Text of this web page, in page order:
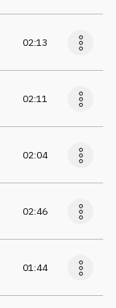
02:13
02:11
02:04
02:46
01:44